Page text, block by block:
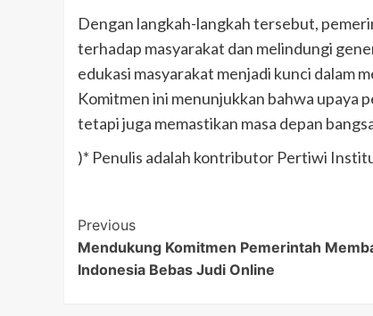
Dengan langkah-langkah tersebut,
terhadap masyarakat dan melindungi
edukasi masyarakat menjadi kunci dalam
Komitmen ini menunjukkan bahwa upaya
tetapi juga memastikan masa depan
)* Penulis adalah kontributor Pertiwi
Post
Navigation
Previous
Mendukung Komitmen Pemerintah
Indonesia Bebas Judi Online